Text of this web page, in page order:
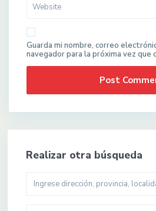
Guarda mi nombre, correo
navegador para la próxima vez que
Realizar otra búsqueda